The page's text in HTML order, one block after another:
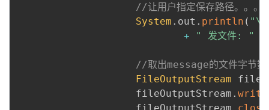
//让用户指定保存路径。。。
System . out . println (
+
" 发文件: "
//取出message的文件字节数
FileOutputStream
                    fileOutputStream
. write
                    fileOutputStream
. close